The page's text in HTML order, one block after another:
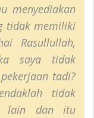
menyediakan
tidak memiliki
Rasullullah,
saya tidak
tadi?
tidak
lain dan itu